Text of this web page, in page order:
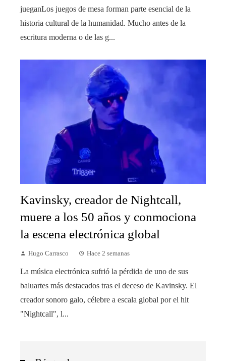
jueganLos juegos de mesa forman parte esencial de la
historia cultural de la humanidad. Mucho antes de la
escritura moderna o de las g...
Kavinsky, creador de Nightcall,
muere a los 50 años y conmociona
la escena electrónica global
Hugo Carrasco Hace 2 semanas
La música electrónica sufrió la pérdida de uno de sus
baluartes más destacados tras el deceso de Kavinsky. El
creador sonoro galo, célebre a escala global por el hit
"Nightcall", l...